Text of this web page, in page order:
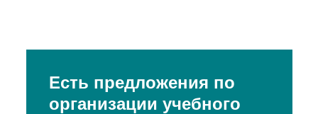
Есть предложения по
организации учебного